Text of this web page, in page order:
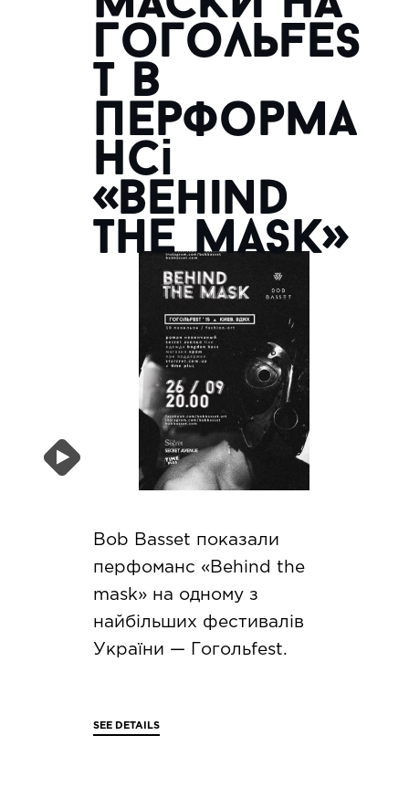
Гогольfes
t в
перформа
нсі
«Behind
the mask»
Bob Basset показали
перфоманс «Behind the
mask» на одному з
найбільших фестивалів
України — Гогольfest.
SEE DETAILS